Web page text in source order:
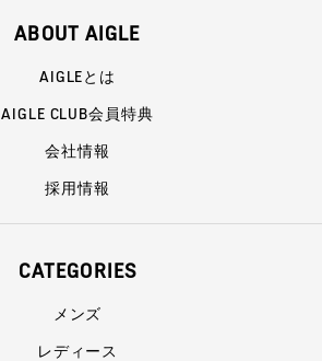
ABOUT AIGLE
AIGLEとは
AIGLE CLUB会員特典
会社情報
採用情報
CATEGORIES
メンズ
レディース